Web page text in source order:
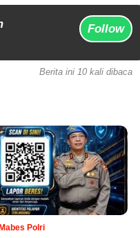
Follow
Berita ini 10 kali dibaca
Polri